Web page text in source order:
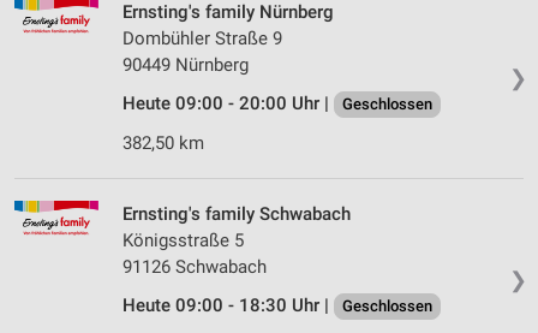
❯
Ernsting's family Nürnberg
Dombühler Straße 9
90449 Nürnberg
Heute 09:00 - 20:00 Uhr |
Geschlossen
382,50 km
❯
Ernsting's family Schwabach
Königsstraße 5
91126 Schwabach
Heute 09:00 - 18:30 Uhr |
Geschlossen